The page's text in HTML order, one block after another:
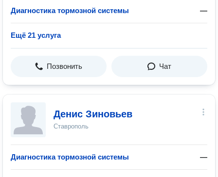
Диагностика тормозной системы —
Ещё 21 услуга
Позвонить Чат
Денис Зиновьев
Ставрополь
Диагностика тормозной системы —